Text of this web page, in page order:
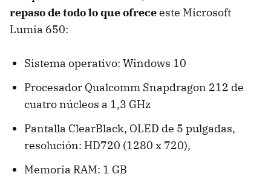
repaso de todo lo que ofreceeste Microsoft
Lumia 650:
Sistema operativo: Windows 10
Procesador Qualcomm Snapdragon 212 de
cuatro núcleos a 1,3 GHz
Pantalla ClearBlack, OLED de 5 pulgadas,
resolución: HD720 (1280 x 720),
Memoria RAM: 1 GB